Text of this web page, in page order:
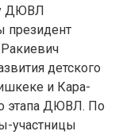
ДЮВЛ
президент
детского
и Кара-
этапа ДЮВЛ. По
участницы